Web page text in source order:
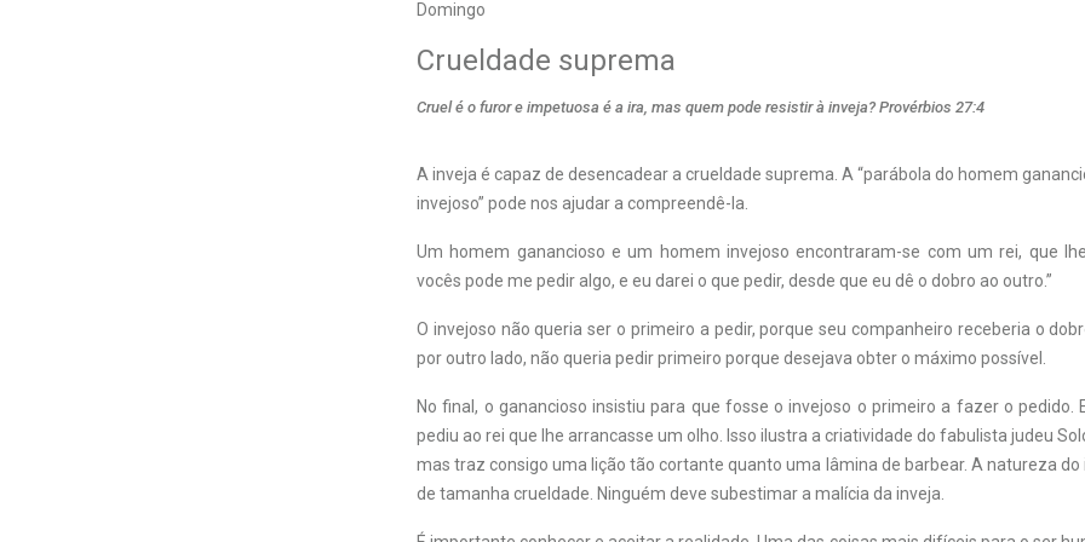
Domingo
Crueldade suprema
Cruel é o furor e impetuosa é a ira, mas quem pode resistir à inveja? Provérbios 27:4
A inveja é capaz de desencadear a crueldade suprema. A “parábola do homem
invejoso” pode nos ajudar a compreendê-la.
Um homem ganancioso e um homem invejoso encontraram-se com um rei, que
vocês pode me pedir algo, e eu darei o que pedir, desde que eu dê o dobro ao outro.”
O invejoso não queria ser o primeiro a pedir, porque seu companheiro receberia o
por outro lado, não queria pedir primeiro porque desejava obter o máximo possível.
No final, o ganancioso insistiu para que fosse o invejoso o primeiro a fazer o pedido.
pediu ao rei que lhe arrancasse um olho. Isso ilustra a criatividade do fabulista judeu
mas traz consigo uma lição tão cortante quanto uma lâmina de barbear. A natureza do
de tamanha crueldade. Ninguém deve subestimar a malícia da inveja.